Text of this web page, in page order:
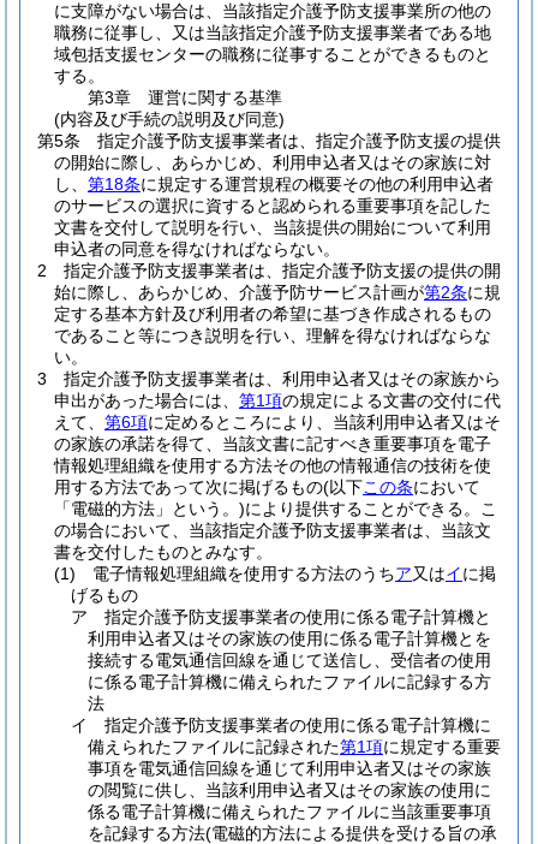
に支障がない場合は、当該指定介護予防支援事業所の他の
職務に従事し、又は当該指定介護予防支援事業者である地
域包括支援センターの職務に従事することができるものと
する。
第3章
運営に関する基準
(内容及び手続の説明及び同意)
第5条
指定介護予防支援事業者は、指定介護予防支援の提供
の開始に際し、あらかじめ、利用申込者又はその家族に対
し、 第18条に規定する運営規程の概要その他の利用申込者
のサービスの選択に資すると認められる重要事項を記した
文書を交付して説明を行い、当該提供の開始について利用
申込者の同意を得なければならない。
2
指定介護予防支援事業者は、指定介護予防支援の提供の開
始に際し、あらかじめ、介護予防サービス計画が第2条に規
定する基本方針及び利用者の希望に基づき作成されるもの
であること等につき説明を行い、理解を得なければならな
い。
3
指定介護予防支援事業者は、利用申込者又はその家族から
申出があった場合には、 第1項の規定による文書の交付に代
えて、 第6項に定めるところにより、当該利用申込者又はそ
の家族の承諾を得て、当該文書に記すべき重要事項を電子
情報処理組織を使用する方法その他の情報通信の技術を使
用する方法であって次に掲げるもの(以下この条において
「電磁的方法」という。)により提供することができる。
こ
の場合において、当該指定介護予防支援事業者は、当該文
書を交付したものとみなす。
(1)
電子情報処理組織を使用する方法のうちア又はイに掲
げるもの
ア
指定介護予防支援事業者の使用に係る電子計算機と
利用申込者又はその家族の使用に係る電子計算機とを
接続する電気通信回線を通じて送信し、受信者の使用
に係る電子計算機に備えられたファイルに記録する方
法
イ
指定介護予防支援事業者の使用に係る電子計算機に
備えられたファイルに記録された第1項に規定する重要
事項を電気通信回線を通じて利用申込者又はその家族
の閲覧に供し、当該利用申込者又はその家族の使用に
係る電子計算機に備えられたファイルに当該重要事項
を記録する方法(電磁的方法による提供を受ける旨の承